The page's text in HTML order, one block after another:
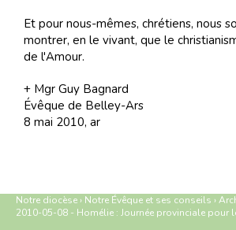
Et pour nous-mêmes, chrétiens, nous
montrer, en le vivant, que le
de l'Amour.
+ Mgr Guy Bagnard
Évêque de Belley-Ars
8 mai 2010, ar
Notre diocèse › Notre Évêque et ses conseils ›
2010-05-08 - Homélie : Journée provinciale pour